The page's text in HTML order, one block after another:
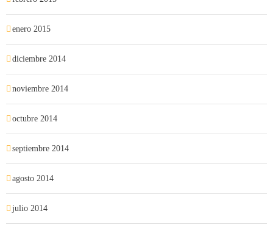
enero 2015
diciembre 2014
noviembre 2014
octubre 2014
septiembre 2014
agosto 2014
julio 2014